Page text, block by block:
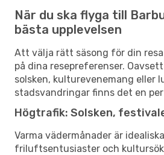
När du ska flyga till
bästa upplevelsen
Att välja rätt säsong för din
på dina resepreferenser.
solsken, kulturevenemang eller
stadsvandringar finns det en
Högtrafik: Solsken,
Varma vädermånader är
friluftsentusiaster och